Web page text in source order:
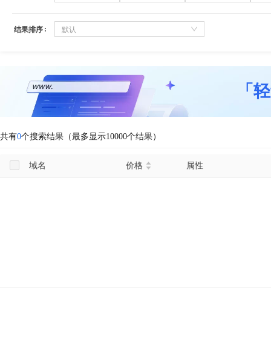
结果排序 默认
「
共有0个搜索结果（最多显示10000个结果）
域名 价格 属性